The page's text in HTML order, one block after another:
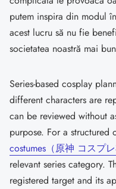
putem inspira din modul
acest lucru să nu fie
societatea noastră mai
Series-based cosplay
different characters are
can be reviewed without
purpose. For a structured
costumes（原神 コスプレ
relevant series category.
registered target and its